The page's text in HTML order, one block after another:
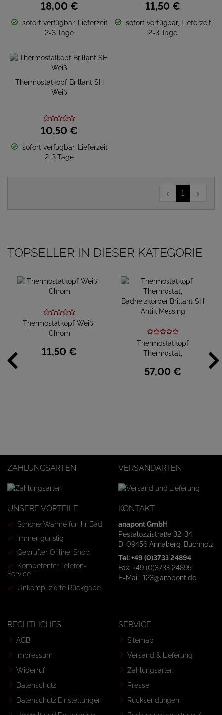
18,00 €
sofort verfügbar, Lieferzeit
2-3 Tage
11,50 €
sofort verfügbar, Lieferzeit
2-3 Tage
Thermostatkopf Brillant SH
Weiß
10,50 €
sofort verfügbar, Lieferzeit
2-3 Tage
1
TOPSELLER IN DIESER KATEGORIE
Thermostatkopf Weiß-
Chrom
11,50 €
Thermostatkopf
Thermostat,
Antik Messing
57,00 €
ZAHLUNGSARTEN VERSANDARTEN
UNSERE VORTEILE
Schöne Wärme für Ihr Bad
Immer günstig
Geprüfter Online-Shop
Kompetenter Telefon-
Service
Unkomplizierte Rückgabe
KONTAKT
anapont GmbH
Pestalozzistraße 32-34
D-09456 Annaberg-Buchholz
Tel: +49 (0)3733 24894
Fax: +49 (0)3733 24895
E-Mail: 123@anapont.de
RECHTLICHES
AGB
Impressum
Widerruf
Datenschutz
Datenschutz Einstellungen
SERVICE
Sitemap
Versand & Lieferung
Zahlungsarten
Presse
Rücksendungen